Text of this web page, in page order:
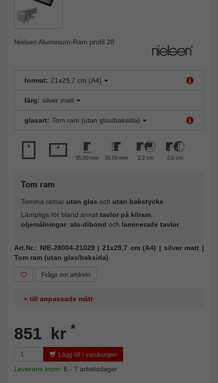
Nielsen Aluminium-Ram profil 28
format: 21x29,7 cm (A4)
färg: silver matt
glasart: Tom ram (utan glas/baksida)
35,00 mm 35,00 mm 2,2 cm 2,5 cm
Tom ram
Tomma ramar utan glas och utan bakstycke
Lämpliga för bland annat tavlor på kilram
oljemålningar alu-dibond och laminerade tavlor
Art.Nr.: NIE-28004-21029 | 21x29,7 cm (A4) | silver matt |
Tom ram (utan glas/baksida)
Fråga om artikeln
» till anpassade mått
851 kr *
Lägg till i varukorgen
Leverans inom: 6 - 7 arbetsdagar